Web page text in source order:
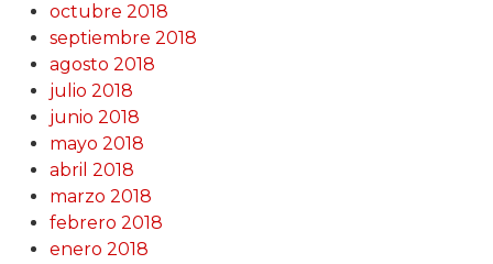
octubre 2018
septiembre 2018
agosto 2018
julio 2018
junio 2018
mayo 2018
abril 2018
marzo 2018
febrero 2018
enero 2018